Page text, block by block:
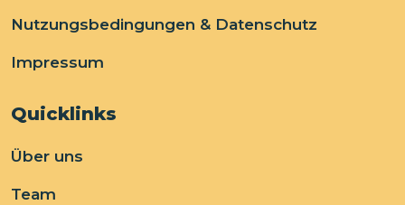
Nutzungsbedingungen & Datenschutz
Impressum
Quicklinks
Über uns
Team